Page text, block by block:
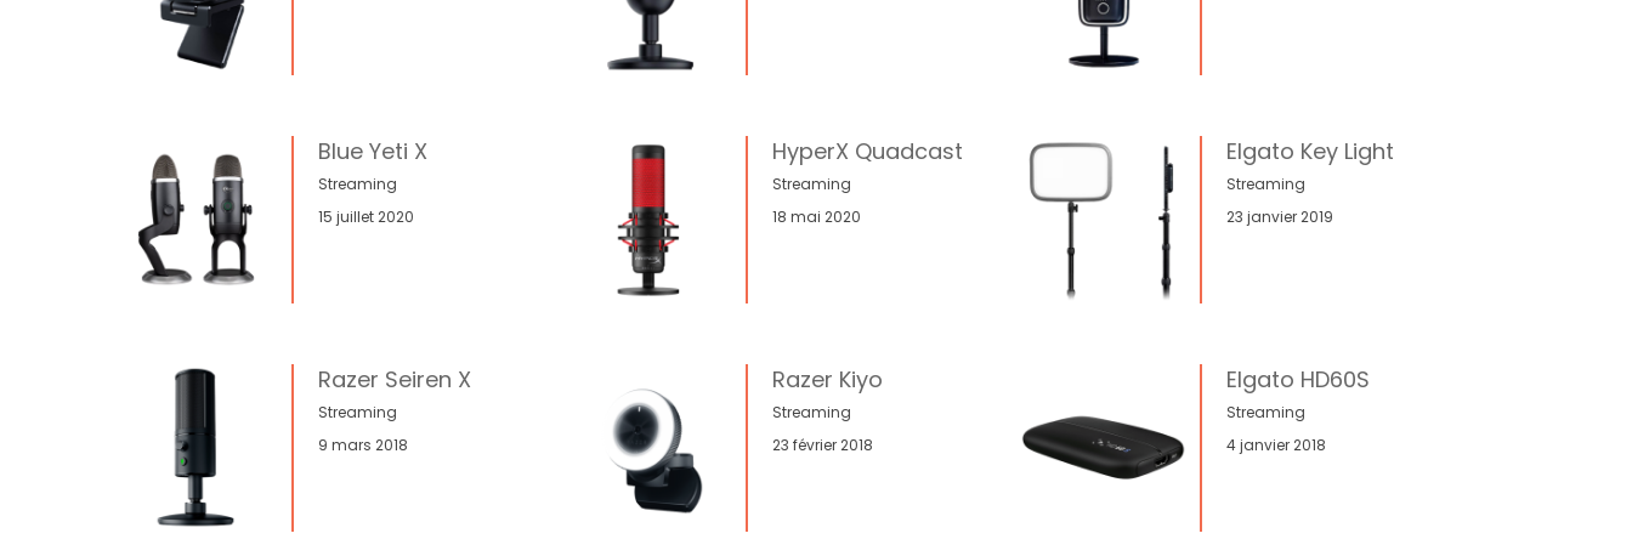
Blue Yeti X
Streaming
15 juillet 2020
HyperX Quadcast
Streaming
18 mai 2020
Elgato Key Light
Streaming
23 janvier 2019
Razer Seiren X
Streaming
9 mars 2018
Razer Kiyo
Streaming
23 février 2018
Elgato HD60S
Streaming
4 janvier 2018